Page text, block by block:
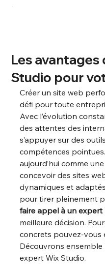
Les
Studio pour
Créer un site web
défi pour toute
Avec l’évolution
des attentes des
s’appuyer sur des
compétences
aujourd’hui comme
concevoir des sites
dynamiques et
pour tirer pleinement
faire appel à un expert
meilleure décision.
concrets pouvez-vous
Découvrons ensemble
expert Wix Studio.